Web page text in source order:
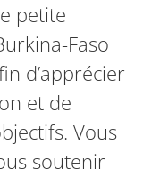
petite
Faso
d’apprécier
et de
Vous
soutenir